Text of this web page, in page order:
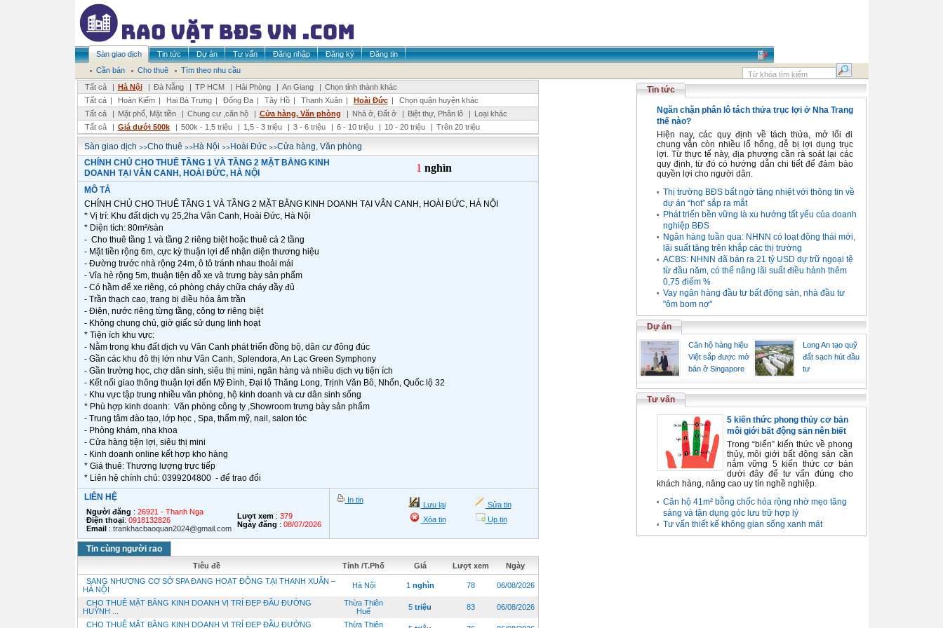
Sàn giao dịch Tin tức Dự án Tư vấn Đăng nhập Đăng ký
Đăng tin
Cần bán
Cho thuê
Tìm theo nhu cầu
Tất cả
| Hà Nội | Đà Nẵng | TP HCM | Hải Phòng | An Giang | Chọn tỉnh thành khác
Tất cả | Hoàn Kiếm | Hai Bà Trưng | Đống Đa | Tây Hồ | Thanh Xuân | Hoài Đức |
Chọn quận huyện khác
Tất cả
| Mặt phố, Mặt tiền | Chung cư ,căn hộ | Cửa hàng, Văn phòng | Nhà ở, Đất ở | Biệt thự, Phân lô | Loại khác
Tất cả
| Giá dưới 500k | 500k - 1,5 triệu | 1,5 - 3 triệu | 3 - 6 triệu | 6 - 10 triệu | 10 - 20 triệu | Trên 20 triệu
Sàn giao dịch >>Cho thuê>>Hà Nội >>Hoài Đức>>Cửa hàng, Văn phòng
CHÍNH CHỦ CHO THUÊ TẦNG 1 VÀ TẦNG 2 MẶT BẰNG KINH
DOANH TẠI VÂN CANH, HOÀI ĐỨC, HÀ NỘI
1 nghìn
MÔ TẢ
CHÍNH CHỦ CHO THUÊ TẦNG 1 VÀ TẦNG 2 MẶT BẰNG KINH DOANH TẠI VÂN CANH, HOÀI ĐỨC, HÀ NỘI
* Vị trí: Khu đất dịch vụ 25,2ha Vân Canh, Hoài Đức, Hà Nội
* Diện tích: 80m²/sàn
- Cho thuê tầng 1 và tầng 2 riêng biệt hoặc thuê cả 2 tầng
- Mặt tiền rộng 6m, cực kỳ thuận lợi để nhận diện thương hiệu
- Đường trước nhà rộng 24m, ô tô tránh nhau thoải mái
- Vỉa hè rộng 5m, thuận tiện đỗ xe và trưng bày sản phẩm
- Có hầm để xe riêng, có phòng cháy chữa cháy đầy đủ
- Trần thạch cao, trang bị điều hòa âm trần
- Điện, nước riêng từng tầng, công tơ riêng biệt
- Không chung chủ, giờ giấc sử dụng linh hoạt
* Tiện ích khu vực:
- Nằm trong khu đất dịch vụ Vân Canh phát triển đồng bộ, dân cư đông đúc
- Gần các khu đô thị lớn như Vân Canh, Splendora, An Lạc Green Symphony
- Gần trường học, chợ dân sinh, siêu thị mini, ngân hàng và nhiều dịch vụ tiện ích
- Kết nối giao thông thuận lợi đến Mỹ Đình, Đại lộ Thăng Long, Trịnh Văn Bô, Nhổn, Quốc lộ 32
- Khu vực tập trung nhiều văn phòng, hộ kinh doanh và cư dân sinh sống
* Phù hợp kinh doanh: Văn phòng công ty ,Showroom trưng bày sản phẩm
- Trung tâm đào tạo, lớp học , Spa, thẩm mỹ, nail, salon tóc
- Phòng khám, nha khoa
- Cửa hàng tiện lợi, siêu thị mini
- Kinh doanh online kết hợp kho hàng
* Giá thuê: Thương lượng trực tiếp
* Liên hệ chính chủ: 0399204800 - để trao đổi
LIÊN HỆ
Người đăng : 26921 - Thanh Nga
Điện thoại: 0918132826
Email: trankhacbaoquan2024@gmail.com
Lượt xem: 379
Ngày đăng : 08/07/2026
In tin
Lưu lại
Sửa tin
Xóa tin
Up tin
Tin cùng người rao
Tiêu đề Tỉnh /T.Phố Giá Lượt xem
Ngày
SANG NHƯỢNG CƠ SỞ SPA ĐANG HOẠT ĐỘNG TẠI THANH XUÂN –
HÀ NỘI
Hà Nội 1 nghìn 78 06/08/2026
CHO THUÊ MẶT BẰNG KINH DOANH VỊ TRÍ ĐẸP ĐẦU ĐƯỜNG
HUỲNH ...
Thừa Thiên
Huế
5 triệu 83 06/08/2026
CHO THUÊ MẶT BẰNG KINH DOANH VỊ TRÍ ĐẸP ĐẦU ĐƯỜNG Thừa Thiên
Tin tức
Ngăn chặn phân lô tách thửa trục lợi ở Nha Trang
thế nào?
Hiện nay, các quy định về tách thửa, mở lối đi
chung vẫn còn nhiều lổ hổng, dễ bị lợi dụng trục
lợi. Từ thực tế này, địa phương cần rà soát lại các
quy định, từ đó có hướng dẫn chi tiết để đảm bảo
quyền lợi cho người dân.
Thị trường BĐS bất ngờ tăng nhiệt với thông tin về
dự án “hot” sắp ra mắt
Phát triển bền vững là xu hướng tất yếu của doanh
nghiệp BĐS
Ngân hàng tuần qua: NHNN có loạt động thái mới,
lãi suất tăng trên khắp các thị trường
ACBS: NHNN đã bán ra 21 tỷ USD dự trữ ngoại tệ
từ đầu năm, có thể nâng lãi suất điều hành thêm
0,75 điểm %
Vay ngân hàng đầu tư bất động sản, nhà đầu tư
"ôm bom nợ"
Dự án
Căn hộ hàng hiệu
Việt sắp được mở
bán ở Singapore
Long An tạo quỹ
đất sạch hút đầu
tư
Tư vấn
5 kiến thức phong thủy cơ bản
môi giới bất động sản nên biết
Trong “biển” kiến thức về phong
thủy, môi giới bất động sản cần
nắm vững 5 kiến thức cơ bản
dưới đây để tư vấn đúng cho
khách hàng, nâng cao uy tín nghề nghiệp.
Căn hộ 41m² bỗng chốc hóa rộng nhờ mẹo tăng
sáng và tận dụng góc lưu trữ hợp lý
Tư vấn thiết kế không gian sống xanh mát